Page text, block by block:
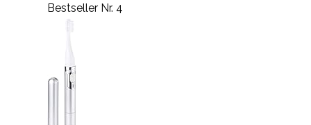
Bestseller Nr. 4